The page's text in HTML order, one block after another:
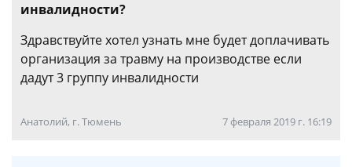
инвалидности?
Здравствуйте хотел узнать мне будет доплачивать
организация за травму на производстве если
дадут 3 группу инвалидности
Анатолий, г. Тюмень 7 февраля 2019 г. 16:19